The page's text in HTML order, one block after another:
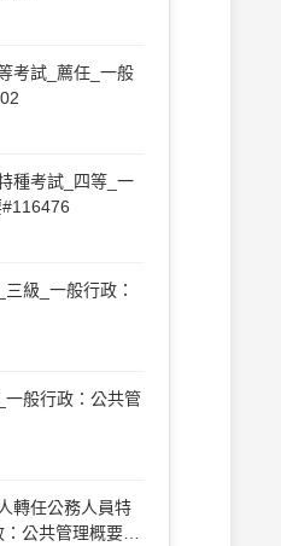
考試_薦任_一般
種考試_四等_一
級_一般行政：
般行政：公共管
轉任公務人員特
公共管理概要